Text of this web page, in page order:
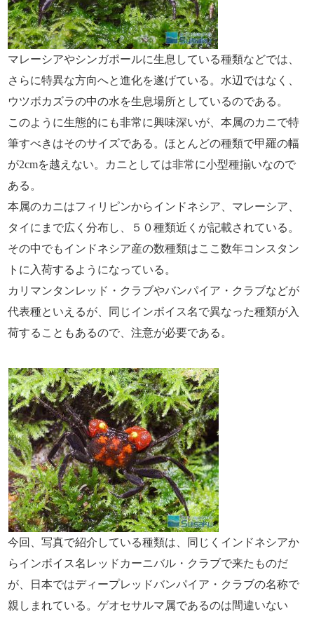
マレーシアやシンガポールに生息している種類などでは、
さらに特異な方向へと進化を遂げている。水辺ではなく、
ウツボカズラの中の水を生息場所としているのである。
このように生態的にも非常に興味深いが、本属のカニで特
筆すべきはそのサイズである。ほとんどの種類で甲羅の幅
が2cmを越えない。カニとしては非常に小型種揃いなので
ある。
本属のカニはフィリピンからインドネシア、マレーシア、
タイにまで広く分布し、５０種類近くが記載されている。
その中でもインドネシア産の数種類はここ数年コンスタン
トに入荷するようになっている。
カリマンタンレッド・クラブやバンパイア・クラブなどが
代表種といえるが、同じインボイス名で異なった種類が入
荷することもあるので、注意が必要である。
今回、写真で紹介している種類は、同じくインドネシアか
らインボイス名レッドカーニバル・クラブで来たものだ
が、日本ではディープレッドバンパイア・クラブの名称で
親しまれている。ゲオセサルマ属であるのは間違いない